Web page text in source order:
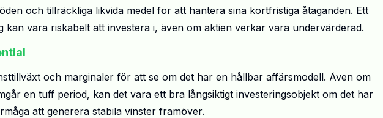
och tillräckliga likvida medel för att hantera sina kortfristiga åtaganden. Ett
kan vara riskabelt att investera i, även om aktien verkar vara undervärderad.
och marginaler för att se om det har en hållbar affärsmodell. Även om
en tuff period, kan det vara ett bra långsiktigt investeringsobjekt om det har
att generera stabila vinster framöver.